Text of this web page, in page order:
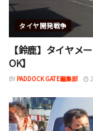
タイヤ開発戦争
【鈴鹿】タイヤメ
OK】
BY PADDOCK GATE編集部